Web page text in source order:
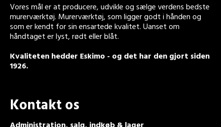
Vores mål er at producere, udvikle og sælge verdens bedste
murerværktøj. Murerværktøj, som ligger godt i hånden og
som er kendt for sin ensartede kvalitet. Uanset om
håndtaget er lyst, rødt eller blåt.
Kvaliteten hedder Eskimo - og det har den gjort siden
1926.
Kontakt os